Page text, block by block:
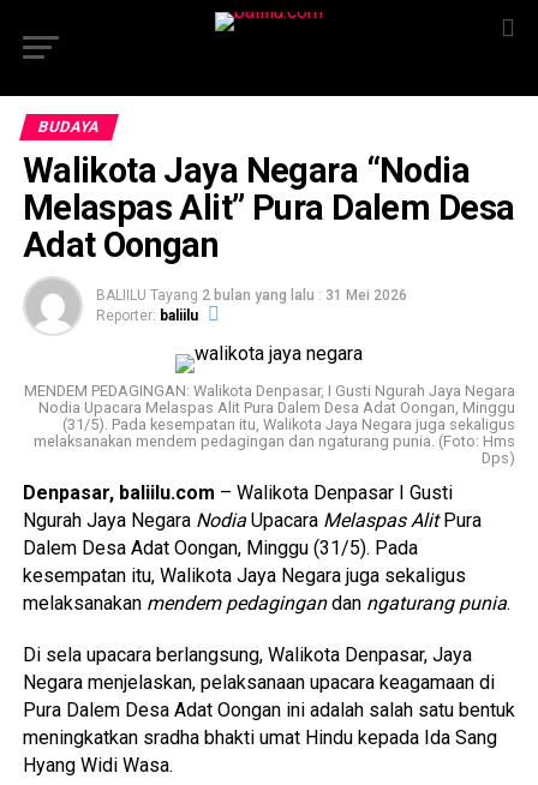
BUDAYA
Walikota Jaya Negara “Nodia
Melaspas Alit” Pura Dalem Desa
Adat Oongan
BALIILU Tayang 2 bulan yang lalu : 31 Mei 2026
Reporter: baliilu
MENDEM PEDAGINGAN: Walikota Denpasar, I Gusti Ngurah Jaya Negara
Nodia Upacara Melaspas Alit Pura Dalem Desa Adat Oongan, Minggu
(31/5). Pada kesempatan itu, Walikota Jaya Negara juga sekaligus
melaksanakan mendem pedagingan dan ngaturang punia. (Foto: Hms
Dps)
Denpasar, baliilu.com – Walikota Denpasar I Gusti
Ngurah Jaya Negara NodiaUpacara Melaspas AlitPura
Dalem Desa Adat Oongan, Minggu (31/5). Pada
kesempatan itu, Walikota Jaya Negara juga sekaligus
melaksanakan mendem pedagingandan ngaturang punia.
Di sela upacara berlangsung, Walikota Denpasar, Jaya
Negara menjelaskan, pelaksanaan upacara keagamaan di
Pura Dalem Desa Adat Oongan ini adalah salah satu bentuk
meningkatkan sradha bhakti umat Hindu kepada Ida Sang
Hyang Widi Wasa.